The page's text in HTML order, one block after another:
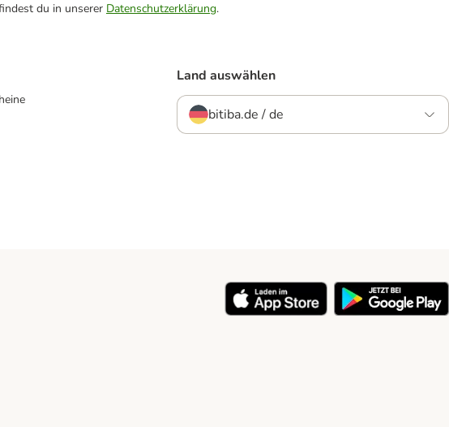
du in unserer Datenschutzerklärung.
Land auswählen
bitiba.de / de